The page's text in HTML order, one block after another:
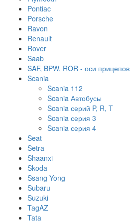
Pontiac
Porsche
Ravon
Renault
Rover
Saab
SAF, BPW, ROR - оси прицепов
Scania
Scania 112
Scania Автобусы
Scania серий P, R, T
Scania серия 3
Scania серия 4
Seat
Setra
Shaanxi
Skoda
Ssang Yong
Subaru
Suzuki
TagAZ
Tata